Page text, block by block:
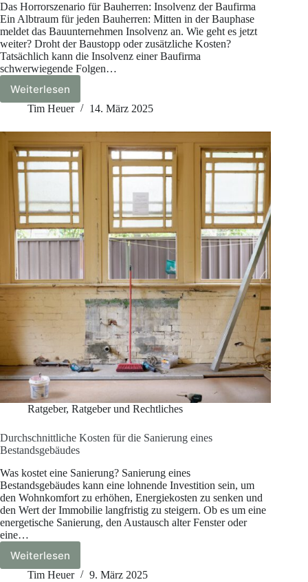
Das Horrorszenario für Bauherren: Insolvenz der Baufirma
Ein Albtraum für jeden Bauherren: Mitten in der Bauphase
meldet das Bauunternehmen Insolvenz an. Wie geht es jetzt
weiter? Droht der Baustopp oder zusätzliche Kosten?
Tatsächlich kann die Insolvenz einer Baufirma
schwerwiegende Folgen…
Weiterlesen
Schutz
vor
beim
Hausbau
Tim Heuer 14. März 2025
Ratgeber, Ratgeber und Rechtliches
Durchschnittliche Kosten für die Sanierung eines
Bestandsgebäudes
Was kostet eine Sanierung? Sanierung eines
Bestandsgebäudes kann eine lohnende Investition sein, um
den Wohnkomfort zu erhöhen, Energiekosten zu senken und
den Wert der Immobilie langfristig zu steigern. Ob es um eine
energetische Sanierung, den Austausch alter Fenster oder
eine…
WeiterlesenDurchschnittliche
Kosten
Tim Heuer 9. März 2025